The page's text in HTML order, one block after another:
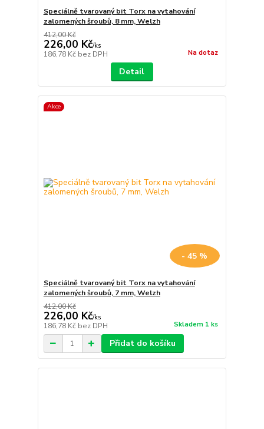
Speciálně tvarovaný bit Torx na vytahování
zalomených šroubů, 8 mm, Welzh
412,00 Kč
226,00 Kč/ks
186,78 Kč bez DPH Na dotaz
Detail
Akce
- 45 %
Speciálně tvarovaný bit Torx na vytahování
zalomených šroubů, 7 mm, Welzh
412,00 Kč
226,00 Kč/ks
186,78 Kč bez DPH Skladem 1 ks
Přidat do košíku